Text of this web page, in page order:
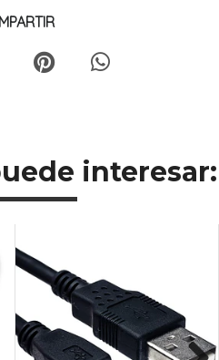
interesar: